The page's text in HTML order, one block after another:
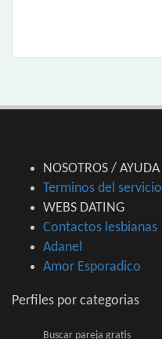
NOSOTROS / AYUDA
Terminos del servicio
WEBS DATING
Contactos lesbianas
Adanel
Amor Esporadico
Perfiles por categorias
Buscar pareja gratis